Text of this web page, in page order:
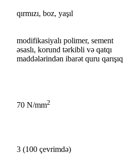
qırmızı, boz, yaşıl
modifikasiyalı polimer, sement
əsaslı, korund tərkibli və qatqı
maddələrindən ibarət quru qarışıq
70 N/mm2
3 (100 çevrimdə)